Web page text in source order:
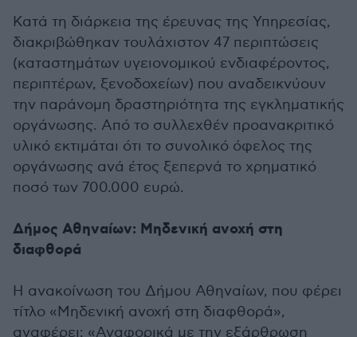
Κατά τη διάρκεια της έρευνας της Υπηρεσίας,
διακριβώθηκαν τουλάχιστον 47 περιπτώσεις
(καταστημάτων υγειονομικού ενδιαφέροντος,
περιπτέρων, ξενοδοχείων) που αναδεικνύουν
την παράνομη δραστηριότητα της εγκληματικής
οργάνωσης. Από το συλλεχθέν προανακριτικό
υλικό εκτιμάται ότι το συνολικό όφελος της
οργάνωσης ανά έτος ξεπερνά το χρηματικό
ποσό των 700.000 ευρώ.
Δήμος Αθηναίων: Μηδενική ανοχή στη
διαφθορά
Η ανακοίνωση του Δήμου Αθηναίων, που φέρει
τίτλο «Μηδενική ανοχή στη διαφθορά»,
αναφέρει: «Αναφορικά με την εξάρθρωση